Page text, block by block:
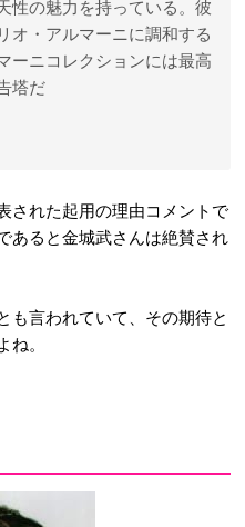
性の魅力を持っている。彼
オ・アルマーニに調和する
ーニコレクションには最高
塔だ
された起用の理由コメントで
あると金城武さんは絶賛され
も言われていて、その期待と
ね。